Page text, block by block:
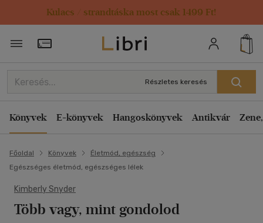
Kulacs / strandtáska most csak 1499 Ft!
Törzsvásárlói Kártya adatai
Részletes keresés
Könyvek E-könyvek Hangoskönyvek Antikvár
Főoldal Könyvek
Életmód, egészség
Egészséges életmód, egészséges lélek
Kimberly Snyder
Több vagy, mint gondolod